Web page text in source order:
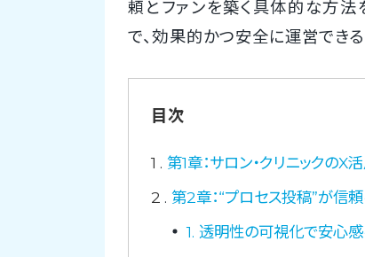
頼とファンを築く具体的な方法
で、効果的かつ安全に運営でき
目次
1
第1章：サロン・クリニックのX
2
第2章：“プロセス投稿”が信
1. 透明性の可視化で安心